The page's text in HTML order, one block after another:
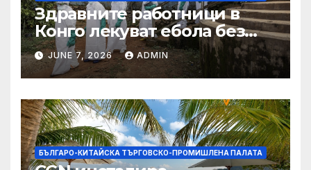
Здравните работници в
Конго лекуват ебола без
заплащане, докато СЗО
търси ресурси
JUNE 7, 2026 ADMIN
БЪЛГАРО-КИТАЙСКА ТЪРГОВСКО-ПРОМИШЛЕНА ПАЛАТА